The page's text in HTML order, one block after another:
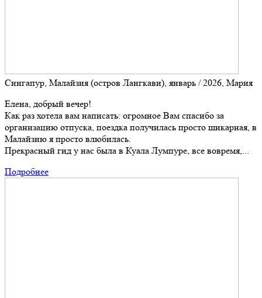
Сингапур, Малайзия (остров Лангкави), январь / 2026, Мария
Елена, добрый вечер!
Как раз хотела вам написать: огромное Вам спасибо за
организацию отпуска, поездка получилась просто шикарная, в
Малайзию я просто влюбилась.
Прекрасный гид у нас была в Куала Лумпуре, все вовремя,...
Подробнее